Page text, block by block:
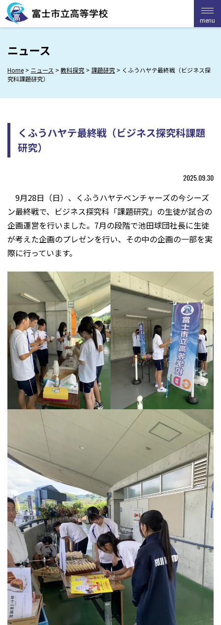
Skip
to
content
ニュース
Home > ニュース > 教科探究 > 課題研究 > くふうハヤテ最終戦（ビジネス探
究科課題研究）
くふうハヤテ最終戦（ビジネス探究科課題
研究）
2025.09.30
9月28日（日）、くふうハヤテベンチャーズの今シーズ
ン最終戦で、ビジネス探究科「課題研究」の生徒が試合の
企画運営を行いました。7月の段階で池田球団社長に生徒
が考えた企画のプレゼンを行い、その中の企画の一部を実
際に行っています。
menu
menu